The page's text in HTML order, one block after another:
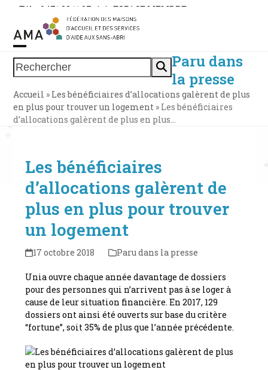
Skip
content
Tél. : 0471 38 11 37 | | ESPACE MEMBRE
Rechercher
Open
mobile
menu
Close
mobile
menu
Paru dans
la presse
Accueil » Les bénéficiaires d’allocations galèrent de plus
en plus pour trouver un logement » Les bénéficiaires
d’allocations galèrent de plus en plus…
Les bénéficiaires
d’allocations galèrent de
plus en plus pour trouver
un logement
17 octobre 2018 Paru dans la presse
Unia ouvre chaque année davantage de dossiers
pour des personnes qui n’arrivent pas à se loger à
cause de leur situation financière. En 2017, 129
dossiers ont ainsi été ouverts sur base du critère
“fortune”, soit 35% de plus que l’année précédente.